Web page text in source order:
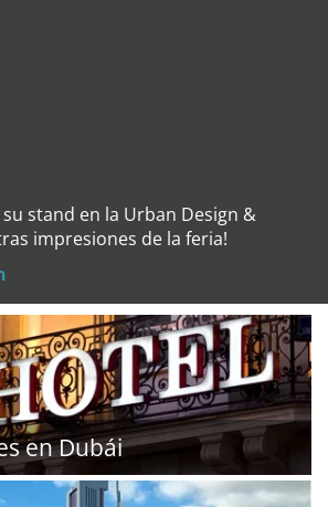
stand en la Urban Design &
impresiones de la feria!
en Dubái